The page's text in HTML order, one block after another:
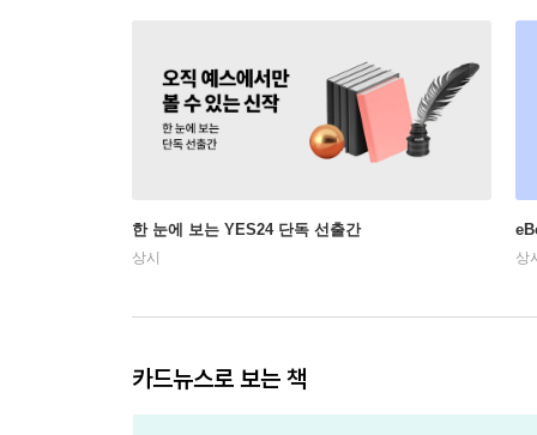
한 눈에 보는 YES24 단독 선출간
상시 상
카드뉴스로 보는 책